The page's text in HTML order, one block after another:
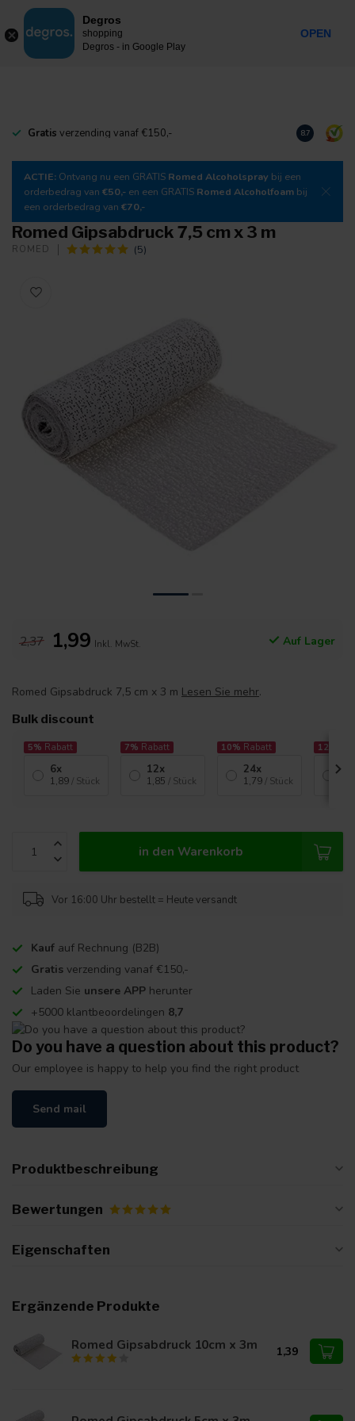
MENU
Gratis verzending vanaf €150,- Laden Sie
8.7
ACTIE: Ontvang nu een GRATIS Romed Alcoholspray bij een
orderbedrag van €50,- en een GRATIS Romed Alcoholfoam bij
een orderbedrag van €70,-
Romed Gipsabdruck 7,5 cm x 3 m
ROMED (5)
2,37 1,99 Inkl. MwSt. Auf Lager
Romed Gipsabdruck 7,5 cm x 3 m Lesen Sie mehr.
Bulk discount
5% Rabatt
6x
1,89/ Stück
7% Rabatt
12x
1,85 / Stück
10% Rabatt
24x
1,79/ Stück
12%
in den Warenkorb
Vor 16:00 Uhr bestellt = Heute versandt
Kauf auf Rechnung (B2B)
Gratis verzending vanaf €150,-
Laden Sie unsere APP herunter
+5000 klantbeoordelingen 8,7
Do you have a question about this product?
Our employee is happy to help you find the right product
Send mail
Produktbeschreibung
Bewertungen
Eigenschaften
Ergänzende Produkte
Romed Gipsabdruck 10cm x 3m 1,39
Degros
shopping
Degros - in Google Play
OPEN